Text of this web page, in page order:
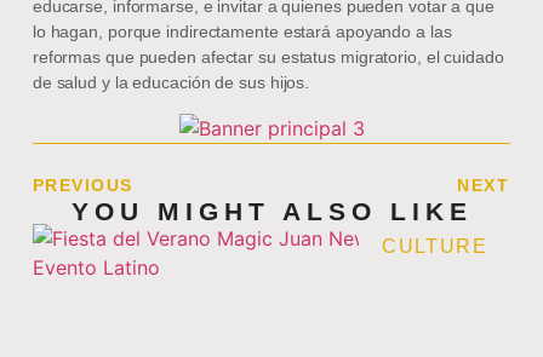
educarse, informarse, e invitar a quienes pueden votar a que
lo hagan, porque indirectamente estará apoyando a las
reformas que pueden afectar su estatus migratorio, el cuidado
de salud y la educación de sus hijos.
PREVIOUS NEXT
YOU MIGHT ALSO LIKE
CULTURE